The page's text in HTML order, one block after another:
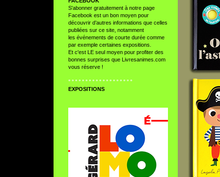
S'abonner gratuitement à notre page
Facebook est un bon moyen pour
découvrir d’autres informations que celles
publiées sur ce site, notamment
les événements de courte durée comme
par exemple certaines expositions.
Et c'est LE seul moyen pour profiter des
bonnes surprises que Livresanimes.com
vous réserve !
° ° ° ° ° ° ° ° ° ° ° ° ° ° ° ° ° ° °
EXPOSITIONS